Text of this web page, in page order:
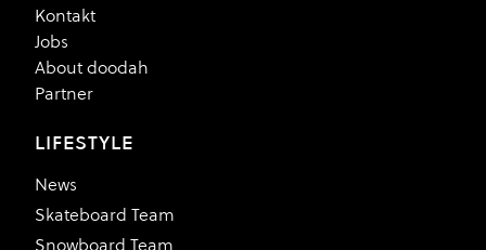
Kontakt
Jobs
About doodah
Partner
LIFESTYLE
News
Skateboard Team
Snowboard Team